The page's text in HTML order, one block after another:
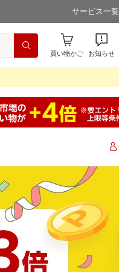
サービス一覧
買い物かご お知らせ